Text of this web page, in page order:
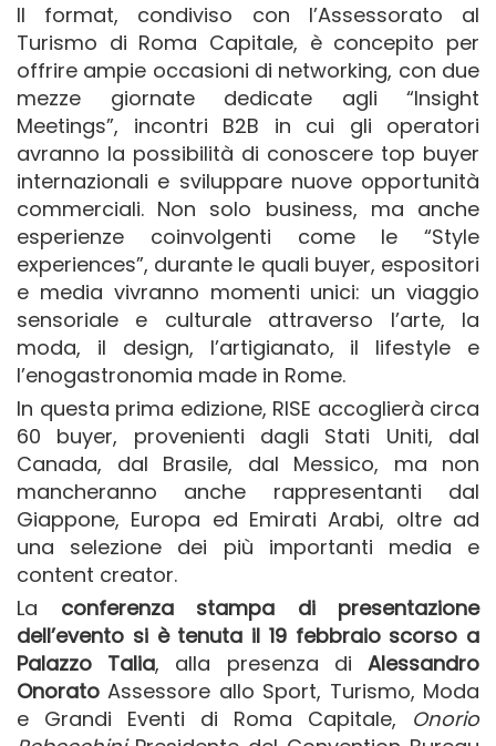
Il format, condiviso con l’Assessorato al
Turismo di Roma Capitale, è concepito per
offrire ampie occasioni di networking, con due
mezze giornate dedicate agli “Insight
Meetings”, incontri B2B in cui gli operatori
avranno la possibilità di conoscere top buyer
internazionali e sviluppare nuove opportunità
commerciali. Non solo business, ma anche
esperienze coinvolgenti come le “Style
experiences”, durante le quali buyer, espositori
e media vivranno momenti unici: un viaggio
sensoriale e culturale attraverso l’arte, la
moda, il design, l’artigianato, il lifestyle e
l’enogastronomia made in Rome.
In questa prima edizione, RISE accoglierà circa
60 buyer, provenienti dagli Stati Uniti, dal
Canada, dal Brasile, dal Messico, ma non
mancheranno anche rappresentanti dal
Giappone, Europa ed Emirati Arabi, oltre ad
una selezione dei più importanti media e
content creator.
La conferenza stampa di presentazione
dell’evento si è tenuta il 19 febbraio scorso a
Palazzo Talia, alla presenza diAlessandro
Onorato Assessore allo Sport, Turismo, Moda
e Grandi Eventi di Roma Capitale, Onorio